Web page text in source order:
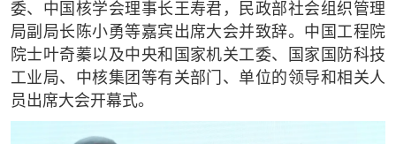
委、中国核学会理事长王寿君，民政部社会组织管理
局副局长陈小勇等嘉宾出席大会并致辞。中国工程院
院士叶奇蓁以及中央和国家机关工委、国家国防科技
工业局、中核集团等有关部门、单位的领导和相关人
员出席大会开幕式。